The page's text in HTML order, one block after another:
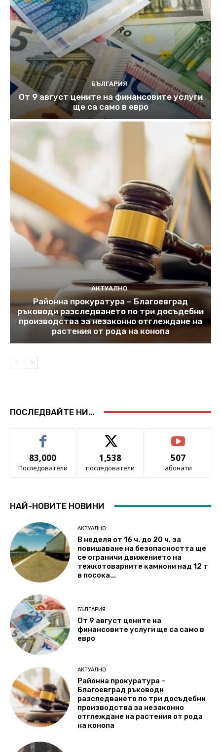
БЪЛГАРИЯ
От 9 август цените на финансовите услуги
ще са само в евро
АКТУАЛНО
Районна прокуратура – Благоевград
ръководи разследването по три досъдебни
производства за незаконно отглеждане на
растения от рода на конопа
ПОСЛЕДВАЙТЕ НИ...
83,000
Последователи
1,538
последователи
507
абонати
НАЙ-НОВИТЕ НОВИНИ
АКТУАЛНО
В неделя от 16 ч. до 20 ч. за
повишаване на безопасността ще
се ограничи движението на
тежкотоварните камиони над 12 т
в посока...
БЪЛГАРИЯ
От 9 август цените на
финансовите услуги ще са само в
евро
АКТУАЛНО
Районна прокуратура –
Благоевград ръководи
разследването по три досъдебни
производства за незаконно
отглеждане на растения от рода
на конопа